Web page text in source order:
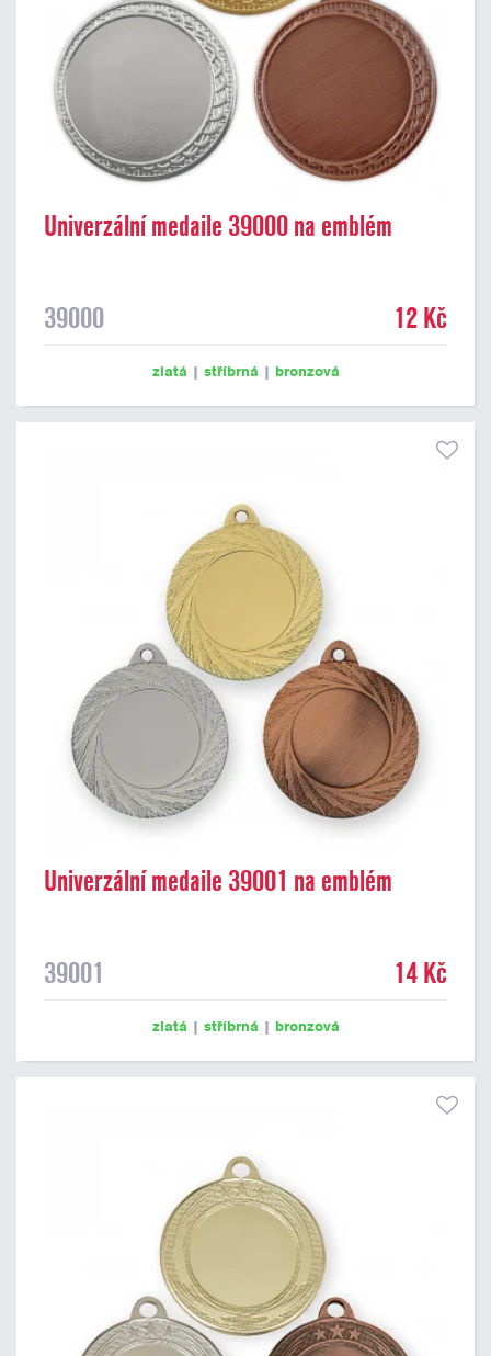
Univerzální medaile 39000 na emblém
39000 12 Kč
zlatá | stříbrná | bronzová
Univerzální medaile 39001 na emblém
39001 14 Kč
zlatá | stříbrná | bronzová